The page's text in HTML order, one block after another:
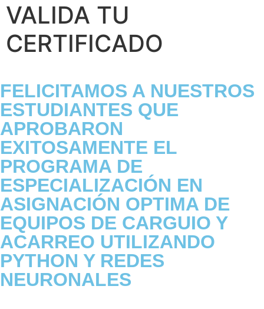
VALIDA TU
CERTIFICADO
FELICITAMOS A NUESTROS
ESTUDIANTES QUE
APROBARON
EXITOSAMENTE EL
PROGRAMA DE
ESPECIALIZACIÓN EN
ASIGNACIÓN OPTIMA DE
EQUIPOS DE CARGUIO Y
ACARREO UTILIZANDO
PYTHON Y REDES
NEURONALES